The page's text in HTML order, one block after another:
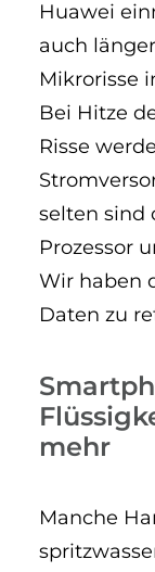
Huawei
auch
Mikrorisse
Bei Hitze
Risse
selten sind
Prozessor
Wir haben
Daten zu
mehr
Manche